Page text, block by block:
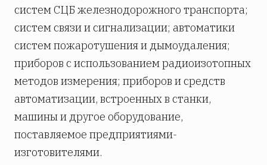
систем СЦБ железнодорожного транспорта;
систем связи и сигнализации; автоматики
систем пожаротушения и дымоудаления;
приборов с использованием радиоизотопных
методов измерения; приборов и средств
автоматизации, встроенных в станки,
машины и другое оборудование,
поставляемое предприятиями-
изготовителями.